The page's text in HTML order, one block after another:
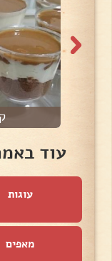
עוד
עוגות
מאפים